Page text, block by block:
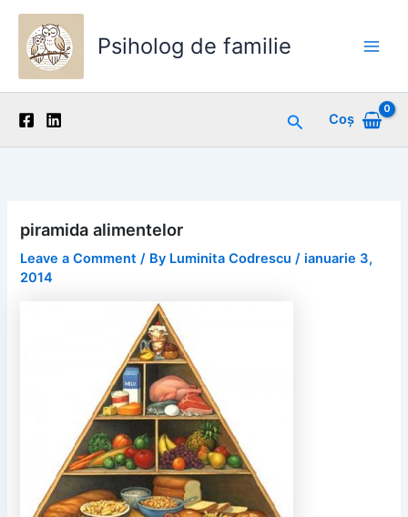
content
Psiholog de familie
SearchCoș
piramida alimentelor
Leave a Comment / By Luminita Codrescu/ ianuarie 3,
2014